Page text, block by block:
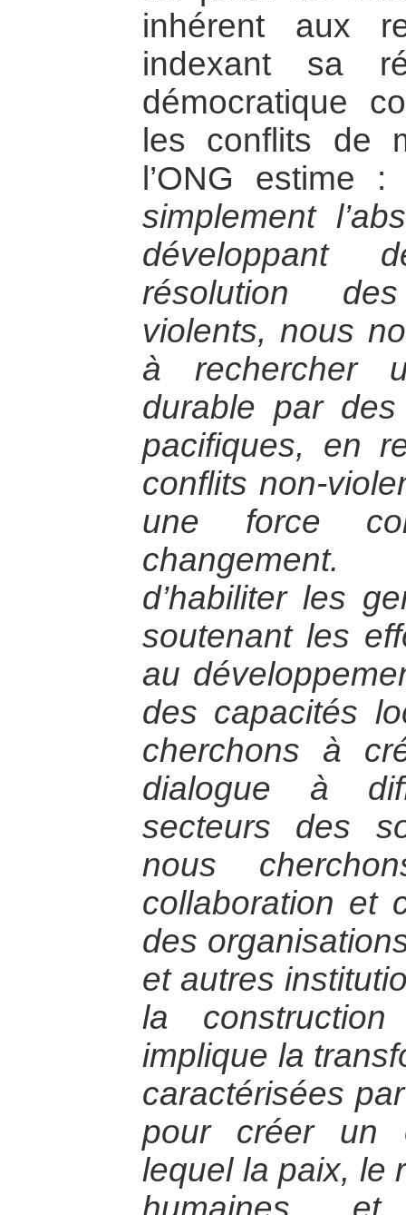
inhérent aux
indexant sa
démocratique
les conflits de
l’ONG estime
simplement
développant
résolution
violents, nous
à rechercher
durable par
pacifiques, en
conflits non-
une force
d’habiliter les
soutenant les
au
des capacités
cherchons à
dialogue à
secteurs des
nous
collaboration et
des
et autres
la
implique la
caractérisées
pour créer un
lequel la paix, le